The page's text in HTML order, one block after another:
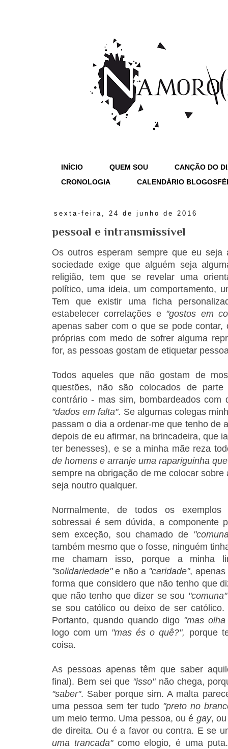
INÍCIO QUEM SOU
CANÇÃO DO
CRONOLOGIA
CALENDÁRIO
sexta-feira, 24 de junho de 2016
pessoal e intransmissível
Os outros esperam sempre que eu
sociedade exige que alguém seja
religião, tem que se revelar uma
político, uma ideia, um comportamento,
Tem que existir uma ficha
estabelecer correlações e "gostos em
apenas saber com o que se pode contar,
próprias com medo de sofrer alguma
for, as pessoas gostam de etiquetar
Todos aqueles que não gostam de
questões, não são colocados de
contrário - mas sim, bombardeados com
"dados em falta". Se algumas colegas
passam o dia a ordenar-me que tenho de
depois de eu afirmar, na brincadeira, que
ter benesses), e se a minha mãe reza
de homens e arranje uma rapariguinha
sempre na obrigação de me colocar
seja noutro qualquer.
Normalmente, de todos os
sobressai é sem dúvida, a componente
sem exceção, sou chamado de
também mesmo que o fosse, ninguém
me chamam isso, porque a minha
"solidariedade"e não a "caridade", apenas
forma que considero que não tenho que
que não tenho que dizer se sou "comuna"
se sou católico ou deixo de ser
Portanto, quando quando digo "mas
logo com um "mas és o quê?", porque
coisa.
As pessoas apenas têm que saber
final). Bem sei que "isso"não chega,
"saber". Saber porque sim. A malta
uma pessoa sem ter tudo "preto no
um meio termo. Uma pessoa, ou é gay,
de direita. Ou é a favor ou contra. E se
uma trancada"como elogio, é uma